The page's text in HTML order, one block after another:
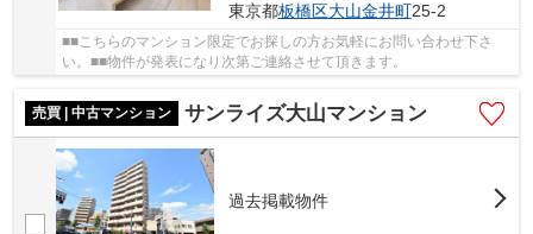
東京都板橋区大山金井町25-2
■■こちらのマンション限定でお探しの方お気軽にお問い合わせ下さ
い。■■物件が発表になり次第ご連絡させて頂きます。
売買 | 中古マンション サンライズ大山マンション
過去掲載物件